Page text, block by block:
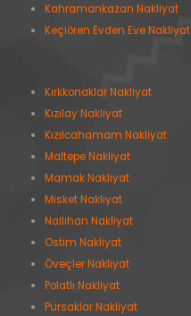
Kahramankazan Nakliyat
Keçiören Evden Eve Nakliyat
Kırkkonaklar Nakliyat
Kızılay Nakliyat
Kızılcahamam Nakliyat
Maltepe Nakliyat
Mamak Nakliyat
Misket Nakliyat
Nallıhan Nakliyat
Ostim Nakliyat
Öveçler Nakliyat
Polatlı Nakliyat
Pursaklar Nakliyat